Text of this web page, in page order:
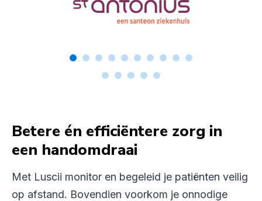
Betere én efficiëntere zorg in
een handomdraai
Met Luscii monitor en begeleid je patiënten veilig
op afstand. Bovendien voorkom je onnodige